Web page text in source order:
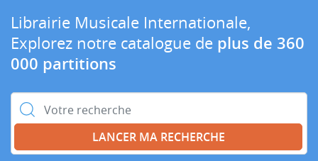
Librairie Musicale Internationale,
Explorez notre catalogue de plus de 360
000 partitions
Rechercher :